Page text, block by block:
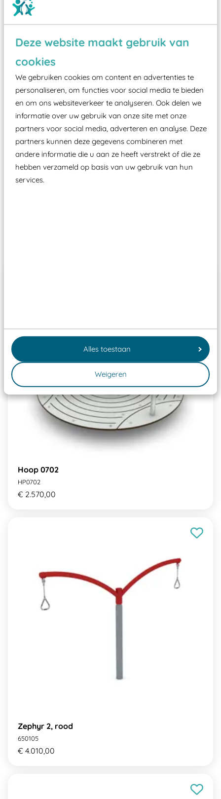
Deze website maakt gebruik van
cookies
We gebruiken cookies om content en advertenties te
personaliseren, om functies voor social media te bieden
en om ons websiteverkeer te analyseren. Ook delen we
informatie over uw gebruik van onze site met onze
partners voor social media, adverteren en analyse. Deze
partners kunnen deze gegevens combineren met
andere informatie die u aan ze heeft verstrekt of die ze
hebben verzameld op basis van uw gebruik van hun
services.
Alles toestaan
Weigeren
Wist je dat:
Vanaf een valhoogte van 1,5 meter een speciale
valondergrond onder speeltoestellen verplicht is
zoals kunstgras, rubber tegels of boomschors?
Elk speeltoestel in de openbare ruimte voorzien
moet zijn van een typekeuring, -plaatje en
certificering, uitgegeven door een Nederlands
aangewezen keuringsinstantie?
Wij ook speeltoestellen kunnen laten keuren zodat
Hoop 0702
HP0702
€ 2.570,00
Zephyr 2, rood
650105
€ 4.010,00